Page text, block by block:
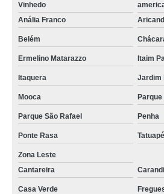
Vinhedo
Anália Franco
Belém
Ermelino Matarazzo Itaim
Itaquera Jardim
Mooca
Parque São Rafael Penha
Ponte Rasa Tatuapé
Zona Leste
Cantareira
Casa Verde